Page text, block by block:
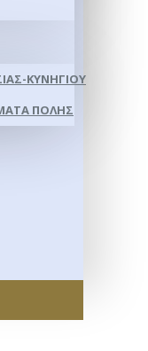
ΚΥΝΗΓΊΟΥ
ΠΌΛΗΣ